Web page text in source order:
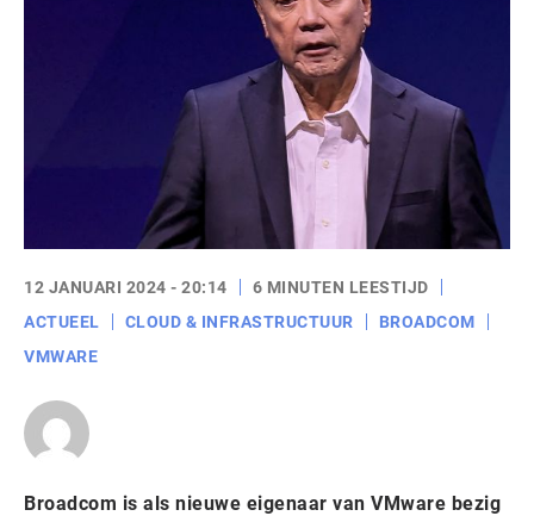
12 JANUARI 2024 - 20:14
6 MINUTEN LEESTIJD
ACTUEEL
CLOUD & INFRASTRUCTUUR
BROADCOM
VMWARE
Broadcom is als nieuwe eigenaar van VMware bezig